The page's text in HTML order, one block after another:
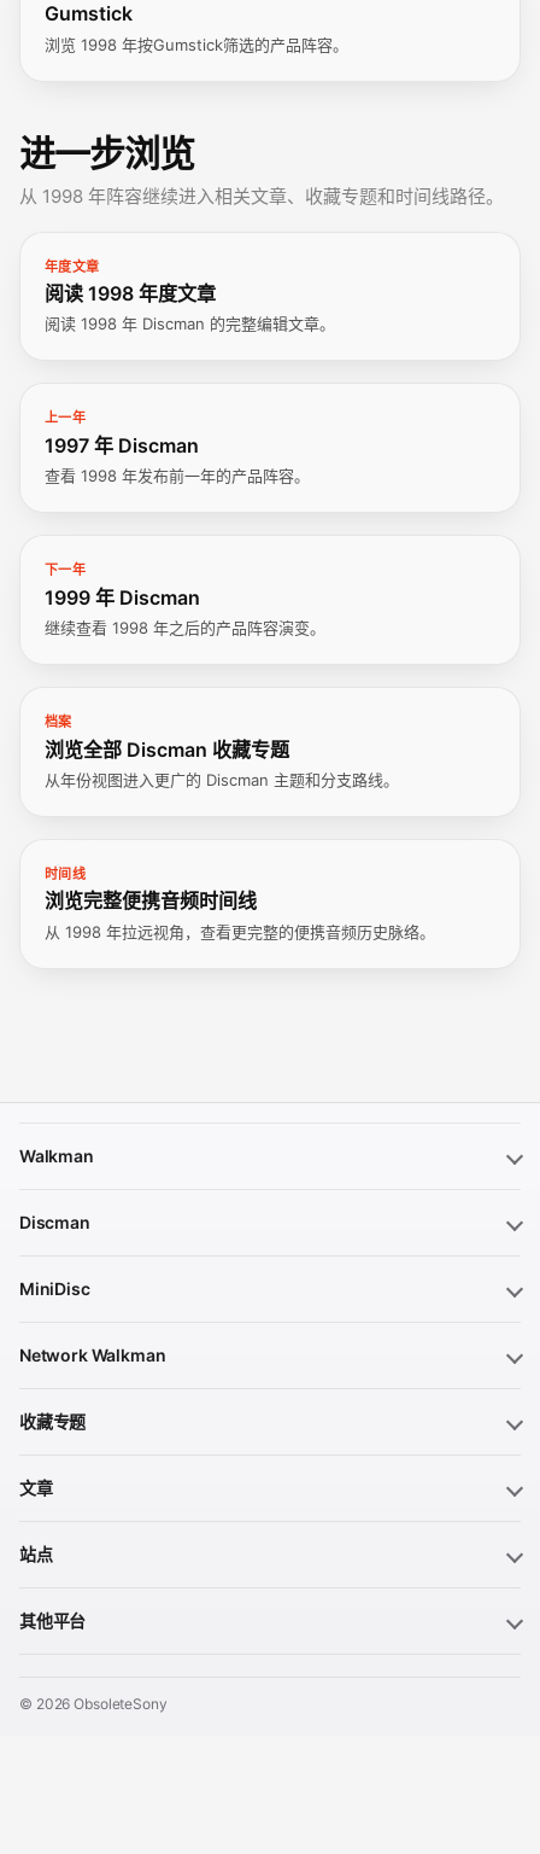
Gumstick
浏览 1998 年按Gumstick筛选的产品阵容。
进一步浏览
从 1998 年阵容继续进入相关文章、收藏专题和时间线路径。
年度文章
阅读 1998 年度文章
阅读 1998 年 Discman 的完整编辑文章。
上一年
1997 年 Discman
查看 1998 年发布前一年的产品阵容。
下一年
1999 年 Discman
继续查看 1998 年之后的产品阵容演变。
档案
浏览全部 Discman 收藏专题
从年份视图进入更广的 Discman 主题和分支路线。
时间线
浏览完整便携音频时间线
从 1998 年拉远视角，查看更完整的便携音频历史脉络。
Walkman
Discman
MiniDisc
Network Walkman
收藏专题
文章
站点
其他平台
© 2026 ObsoleteSony